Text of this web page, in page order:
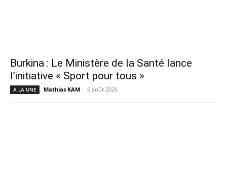
Burkina : Le Ministère de la Santé lance
l’initiative « Sport pour tous »
A LA UNE Mathias KAM - 6 août 2026